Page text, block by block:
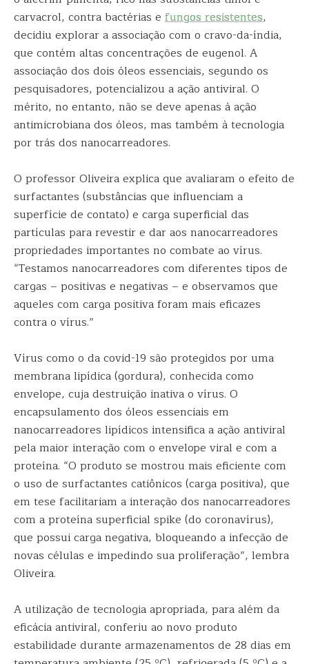
carvacrol, contra bactérias e fungos resistentes,
decidiu explorar a associação com o cravo-da-índia,
que contém altas concentrações de eugenol. A
associação dos dois óleos essenciais, segundo os
pesquisadores, potencializou a ação antiviral. O
mérito, no entanto, não se deve apenas à ação
antimicrobiana dos óleos, mas também à tecnologia
por trás dos nanocarreadores.
O professor Oliveira explica que avaliaram o efeito de
surfactantes (substâncias que influenciam a
superfície de contato) e carga superficial das
partículas para revestir e dar aos nanocarreadores
propriedades importantes no combate ao vírus.
“Testamos nanocarreadores com diferentes tipos de
cargas – positivas e negativas – e observamos que
aqueles com carga positiva foram mais eficazes
contra o vírus.”
Vírus como o da covid-19 são protegidos por uma
membrana lipídica (gordura), conhecida como
envelope, cuja destruição inativa o vírus. O
encapsulamento dos óleos essenciais em
nanocarreadores lipídicos intensifica a ação antiviral
pela maior interação com o envelope viral e com a
proteína. “O produto se mostrou mais eficiente com
o uso de surfactantes catiônicos (carga positiva), que
em tese facilitariam a interação dos nanocarreadores
com a proteína superficial spike (do coronavírus),
que possui carga negativa, bloqueando a infecção de
novas células e impedindo sua proliferação”, lembra
Oliveira.
A utilização de tecnologia apropriada, para além da
eficácia antiviral, conferiu ao novo produto
estabilidade durante armazenamentos de 28 dias em